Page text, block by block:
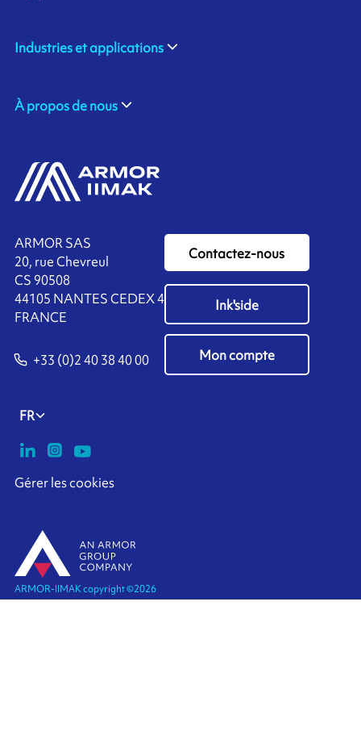
ARMOR SAS
20, rue Chevreul
CS 90508
44105 NANTES CEDEX 4
FRANCE
+33 (0)2 40 38 40 00
Contactez-nous
Ink'side
Mon compte
FR
Gérer les cookies
Industries et applications
À propos de nous
ARMOR-IIMAK copyright ©2026